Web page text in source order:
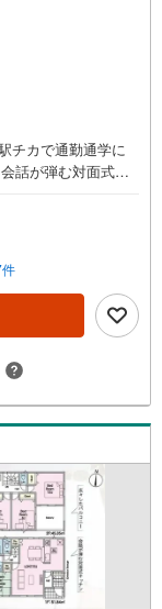
チカで通勤通学に
話が弾む対面式キ
理由1郡山市を中
新築・中古様々な
問合せ下さい。2お
ください。 でき
、責任を持って物
独自のノウハウで
算や自己資金、ロ
18:30（定休日:
ーズにご案内でき
ご案内も可能で